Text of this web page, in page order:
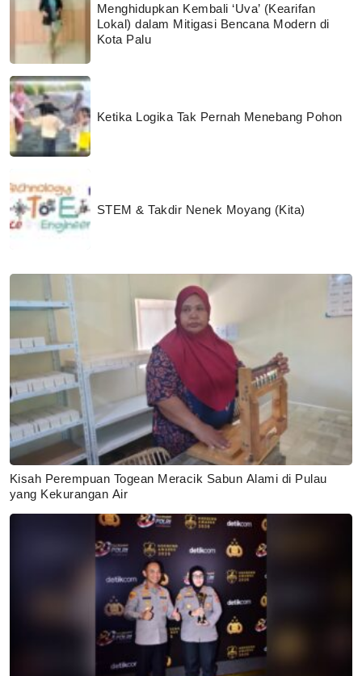
Menghidupkan Kembali ‘Uva’ (Kearifan
Lokal) dalam Mitigasi Bencana Modern di
Kota Palu
Ketika Logika Tak Pernah Menebang Pohon
STEM & Takdir Nenek Moyang (Kita)
Kisah Perempuan Togean Meracik Sabun Alami di Pulau
yang Kekurangan Air